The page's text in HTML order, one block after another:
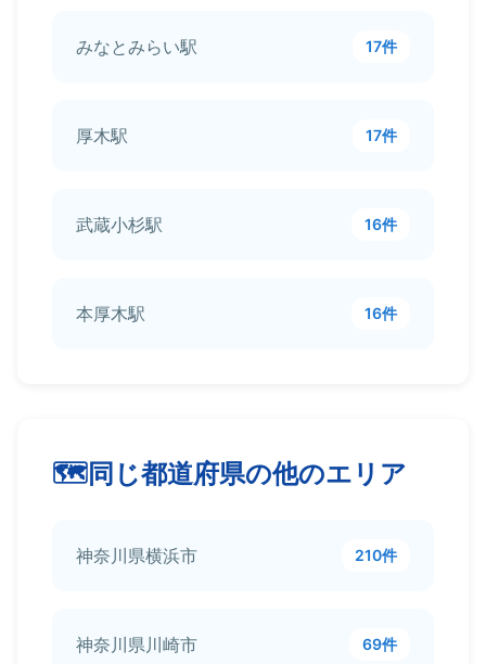
みなとみらい駅 17件
厚木駅 17件
武蔵小杉駅 16件
本厚木駅 16件
同じ都道府県の他のエリア
神奈川県横浜市 210件
神奈川県川崎市 69件